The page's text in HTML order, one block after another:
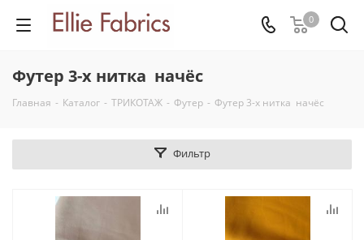
0
Футер 3-х нитка начёс
Главная - Каталог - ТРИКОТАЖ - Футер - Футер 3-х нитка начёс
Фильтр